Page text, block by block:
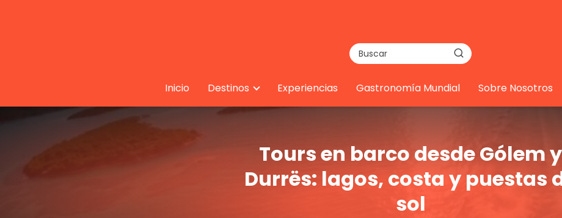
Inicio Destinos Experiencias Gastronomía Mundial Sobre Nosotros
Tours en barco desde Gólem y
Durrës: lagos, costa y puestas
sol